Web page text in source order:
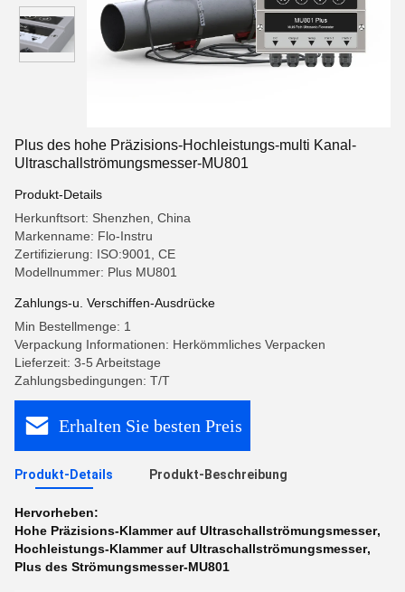
Plus des hohe Präzisions-Hochleistungs-multi Kanal-
Ultraschallströmungsmesser-MU801
Produkt-Details
Herkunftsort: Shenzhen, China
Markenname: Flo-Instru
Zertifizierung: ISO:9001, CE
Modellnummer: Plus MU801
Zahlungs-u. Verschiffen-Ausdrücke
Min Bestellmenge: 1
Verpackung Informationen: Herkömmliches Verpacken
Lieferzeit: 3-5 Arbeitstage
Zahlungsbedingungen: T/T
Erhalten Sie besten Preis
Produkt-Details Produkt-Beschreibung
Hervorheben:
Hohe Präzisions-Klammer auf Ultraschallströmungsmesser,
Hochleistungs-Klammer auf Ultraschallströmungsmesser,
Plus des Strömungsmesser-MU801